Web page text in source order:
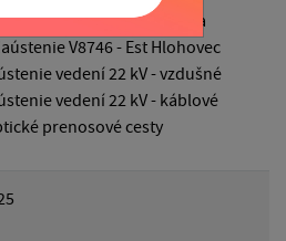
V8741 - ESt Bošáca
V8746 - Est Hlohovec
vedení 22 kV - vzdušné
vedení 22 kV - káblové
prenosové cesty